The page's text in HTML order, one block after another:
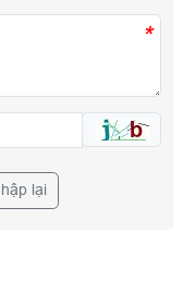
*
lại